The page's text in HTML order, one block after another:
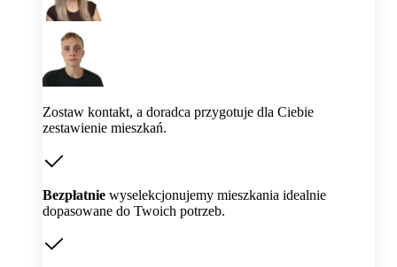
Zostaw kontakt, a doradca przygotuje dla Ciebie
zestawienie mieszkań.
Bezpłatnie wyselekcjonujemy mieszkania idealnie
dopasowane do Twoich potrzeb.